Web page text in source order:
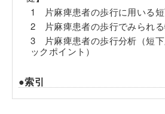
1 片麻痺患者の歩行に用いる
2 片麻痺患者の歩行でみられる
3 片麻痺患者の歩行分析（短下
ックポイント）
●索引